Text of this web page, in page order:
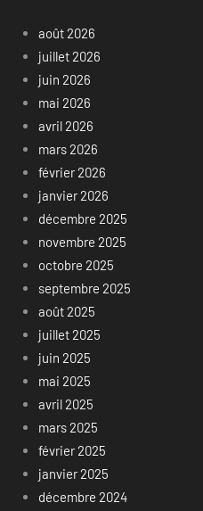
août 2026
juillet 2026
juin 2026
mai 2026
avril 2026
mars 2026
février 2026
janvier 2026
décembre 2025
novembre 2025
octobre 2025
septembre 2025
août 2025
juillet 2025
juin 2025
mai 2025
avril 2025
mars 2025
février 2025
janvier 2025
décembre 2024